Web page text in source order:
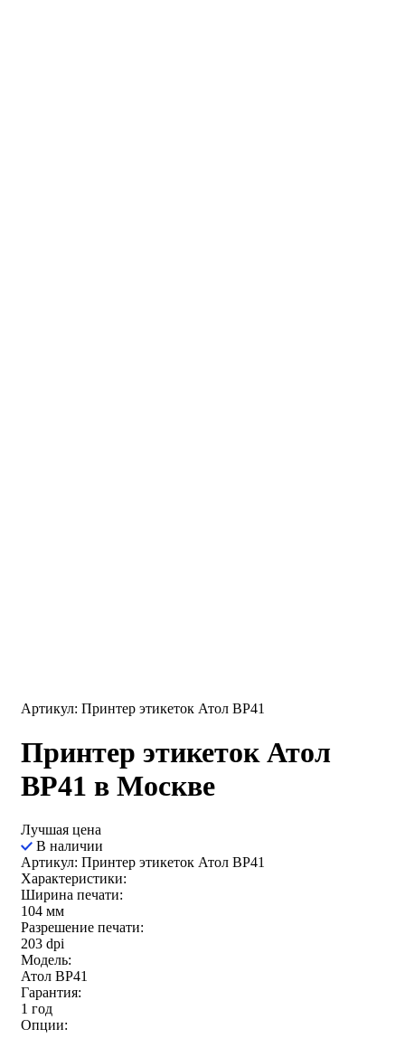
Артикул: Принтер этикеток Атол ВР41
Принтер этикеток Атол
ВР41 в Москве
Лучшая цена
В наличии
Артикул: Принтер этикеток Атол ВР41
Характеристики:
Ширина печати:
104 мм
Разрешение печати:
203 dpi
Модель:
Атол BP41
Гарантия:
1 год
Опции: